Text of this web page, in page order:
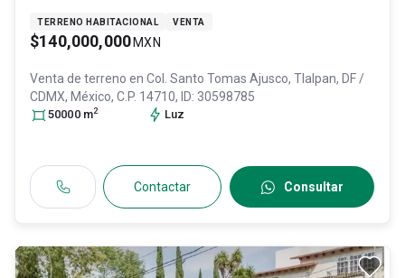
TERRENO HABITACIONAL VENTA
$140,000,000 MXN
Venta de terreno en Col. Santo Tomas Ajusco, Tlalpan, DF /
CDMX, México, C.P. 14710, ID: 30598785
50000 m2 Luz
Contactar Consultar